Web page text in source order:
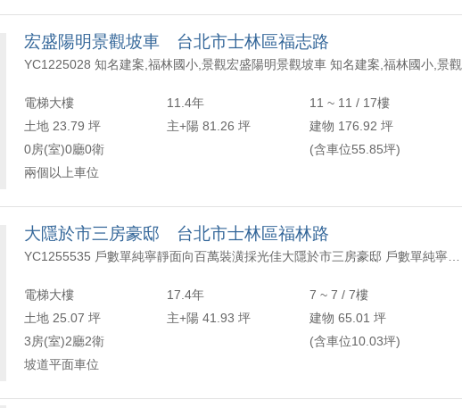
宏盛陽明景觀坡車 台北市士林區福志路
YC1225028 知名建案,福林國小,景觀宏盛陽明景觀坡車 知名建案,福林國小,景觀
電梯大樓 11.4年
11 ~ 11 / 17樓
土地 23.79 坪
主+陽 81.26 坪
建物 176.92 坪
0房(室)0廳0衛
(含車位55.85坪)
兩個以上車位
大隱於市三房豪邸 台北市士林區福林路
電梯大樓 17.4年
7 ~ 7 / 7樓
土地 25.07 坪
主+陽 41.93 坪
建物 65.01 坪
3房(室)2廳2衛
(含車位10.03坪)
坡道平面車位